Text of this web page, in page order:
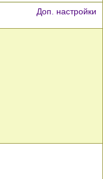
Доп. настройки